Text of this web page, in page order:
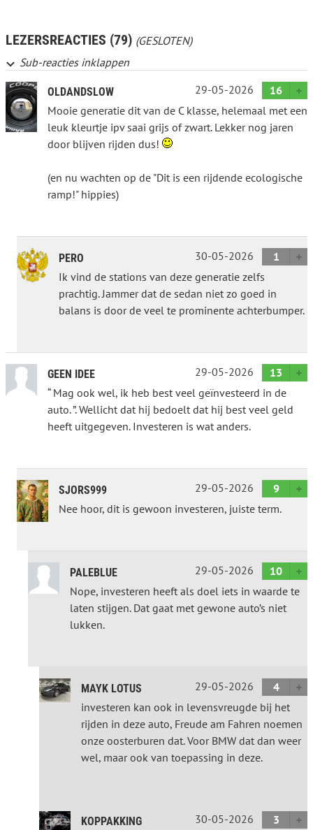
LEZERSREACTIES (79) (GESLOTEN)
Sub-reacties inklappen
OLDANDSLOW 29-05-2026
16
Mooie generatie dit van de C klasse, helemaal met een
leuk kleurtje ipv saai grijs of zwart. Lekker nog jaren
door blijven rijden dus!
(en nu wachten op de "Dit is een rijdende ecologische
ramp!" hippies)
PERO 30-05-2026
1
Ik vind de stations van deze generatie zelfs
prachtig. Jammer dat de sedan niet zo goed in
balans is door de veel te prominente achterbumper.
GEEN IDEE 29-05-2026
13
“ Mag ook wel, ik heb best veel geïnvesteerd in de
auto. ”. Wellicht dat hij bedoelt dat hij best veel geld
heeft uitgegeven. Investeren is wat anders.
SJORS999 29-05-2026
9
Nee hoor, dit is gewoon investeren, juiste term.
PALEBLUE 29-05-2026
10
Nope, investeren heeft als doel iets in waarde te
laten stijgen. Dat gaat met gewone auto’s niet
lukken.
MAYK LOTUS 29-05-2026
4
investeren kan ook in levensvreugde bij het
rijden in deze auto, Freude am Fahren noemen
onze oosterburen dat. Voor BMW dat dan weer
wel, maar ook van toepassing in deze.
KOPPAKKING 30-05-2026
3